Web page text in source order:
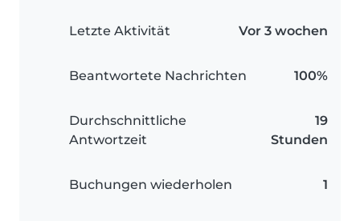
Letzte Aktivität Vor 3 wochen
Beantwortete Nachrichten 100%
Durchschnittliche
Antwortzeit
19
Stunden
Buchungen wiederholen 1